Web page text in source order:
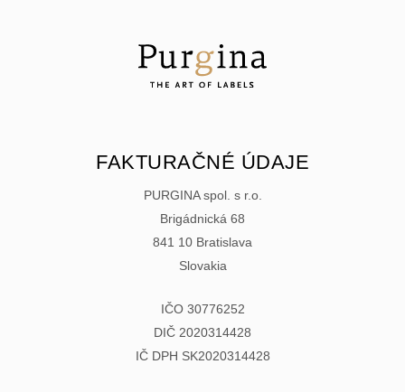
FAKTURAČNÉ ÚDAJE
PURGINA spol. s r.o.
Brigádnická 68
841 10 Bratislava
Slovakia
IČO 30776252
DIČ 2020314428
IČ DPH SK2020314428